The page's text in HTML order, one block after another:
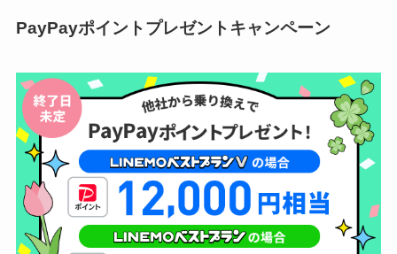
PayPayポイントプレゼントキャンペーン